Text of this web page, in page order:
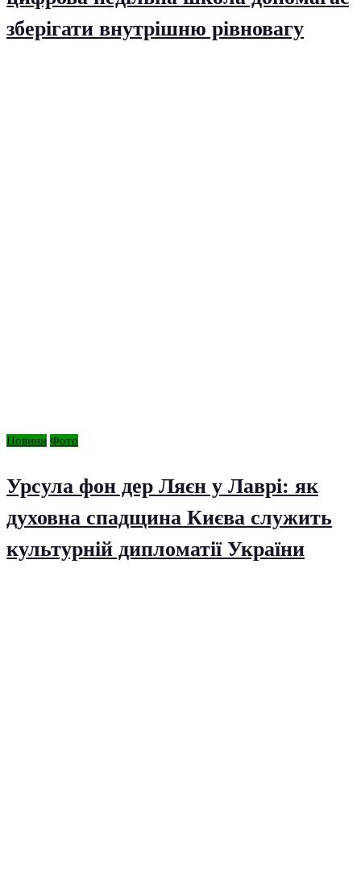
зберігати внутрішню рівновагу
Новини Фото
Урсула фон дер Ляєн у Лаврі: як
духовна спадщина Києва служить
культурній дипломатії України